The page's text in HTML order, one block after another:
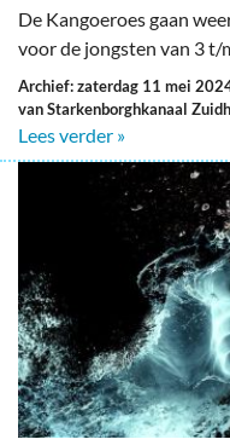
De Kangoeroes gaan
voor de jongsten van 3 t/
Archief: zaterdag 11 mei
van Starkenborghkanaal
Lees verder »